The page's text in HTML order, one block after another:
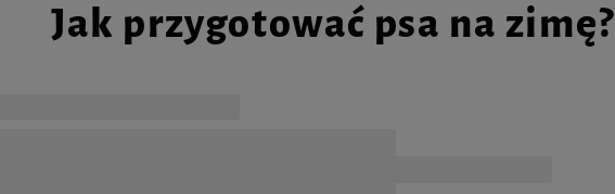
Jak przygotować psa na zimę?